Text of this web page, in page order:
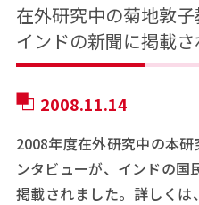
在外研究中の菊地敦
インドの新聞に掲載
2008.11.14
2008年度在外研究中の本
ンタビューが、インドの
掲載されました。詳しく